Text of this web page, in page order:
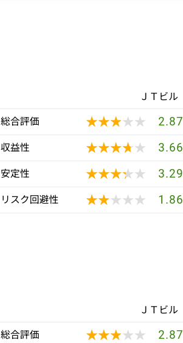
ＪＴビル
総合評価 ★★★★★
★★★★★ 2.87
収益性 ★★★★★
★★★★★ 3.66
安定性 ★★★★★
★★★★★ 3.29
リスク回避性 ★★★★★
★★★★★ 1.86
ＪＴビル
総合評価 ★★★★★
★★★★★ 2.87